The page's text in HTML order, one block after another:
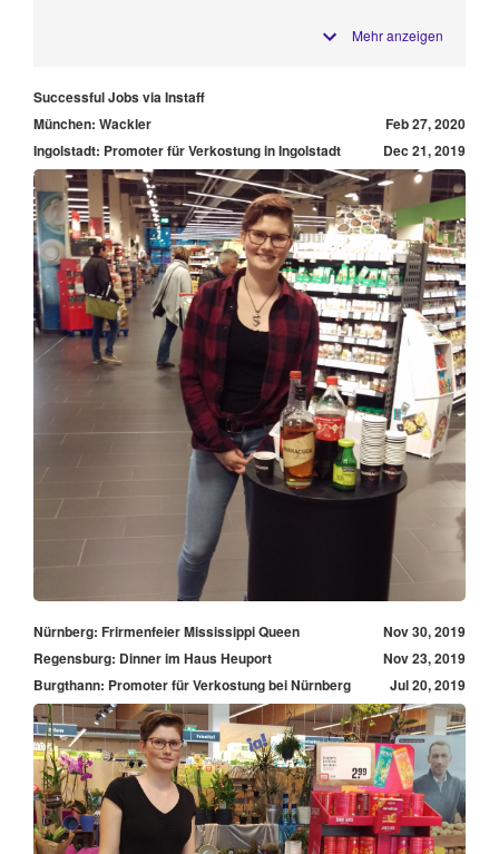
Mehr anzeigen
Successful Jobs via Instaff
München: Wackler
Feb 27, 2020
Ingolstadt: Promoter für Verkostung in Ingolstadt
Dec 21, 2019
Nürnberg: Frirmenfeier Mississippi Queen
Nov 30, 2019
Regensburg: Dinner im Haus Heuport
Nov 23, 2019
Burgthann: Promoter für Verkostung bei Nürnberg
Jul 20, 2019